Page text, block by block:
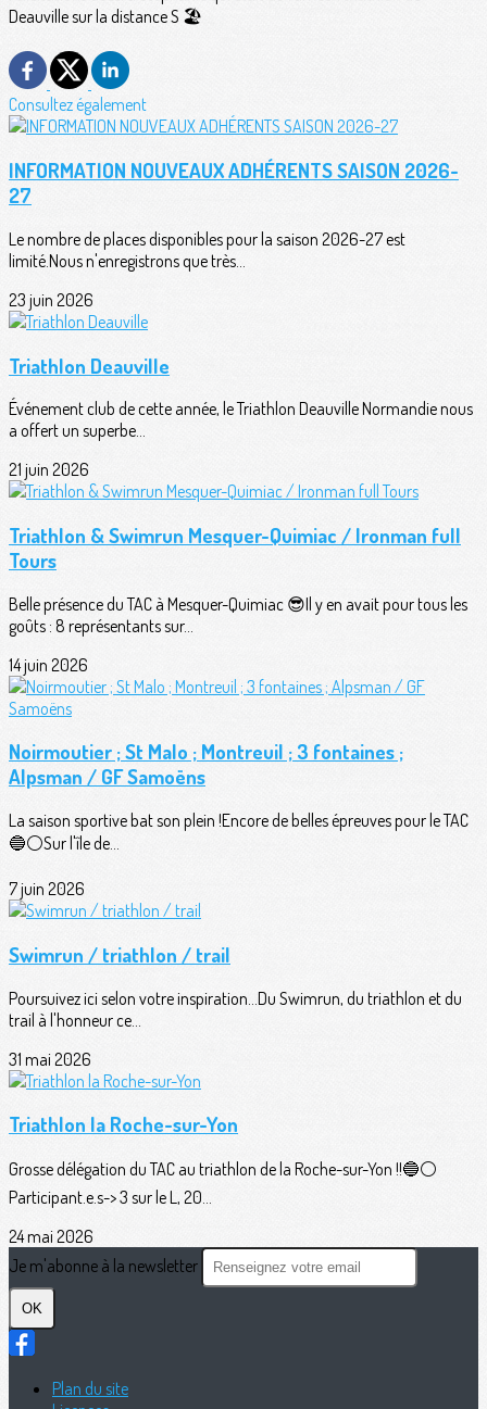
Deauville sur la distance S 🏖
Consultez également
INFORMATION NOUVEAUX ADHÉRENTS SAISON 2026-
27
Le nombre de places disponibles pour la saison 2026-27 est
limité.Nous n'enregistrons que très...
23 juin 2026
Triathlon Deauville
Événement club de cette année, le Triathlon Deauville Normandie nous
a offert un superbe...
21 juin 2026
Triathlon & Swimrun Mesquer-Quimiac / Ironman full
Tours
Belle présence du TAC à Mesquer-Quimiac 😎Il y en avait pour tous les
goûts : 8 représentants sur...
14 juin 2026
Noirmoutier ; St Malo ; Montreuil ; 3 fontaines ;
Alpsman / GF Samoëns
La saison sportive bat son plein !Encore de belles épreuves pour le TAC
🔵⚪️Sur l'île de...
7 juin 2026
Swimrun / triathlon / trail
Poursuivez ici selon votre inspiration...Du Swimrun, du triathlon et du
trail à l'honneur ce...
31 mai 2026
Triathlon la Roche-sur-Yon
Grosse délégation du TAC au triathlon de la Roche-sur-Yon !!🔵⚪️
Participant.e.s-> 3 sur le L, 20...
24 mai 2026
Je m'abonne à la newsletter
OK
Plan du site